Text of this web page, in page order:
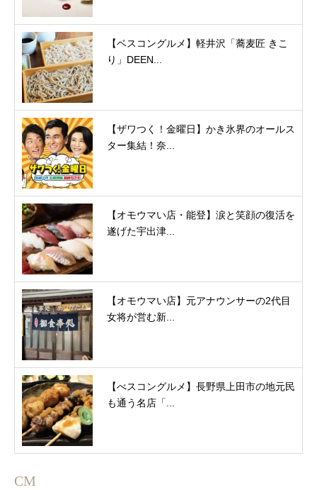
【ベスコングルメ】軽井沢「蕎麦匠 きこ
り」DEEN...
【ザワつく！金曜日】かき氷界のオールス
ター集結！奈...
【オモウマい店・能登】涙と笑顔の復活を
遂げた宇出津...
【オモウマい店】元アナウンサーの2代目
女将が営む新...
【べスコングルメ】長野県上田市の地元民
も通う名店「...
CM